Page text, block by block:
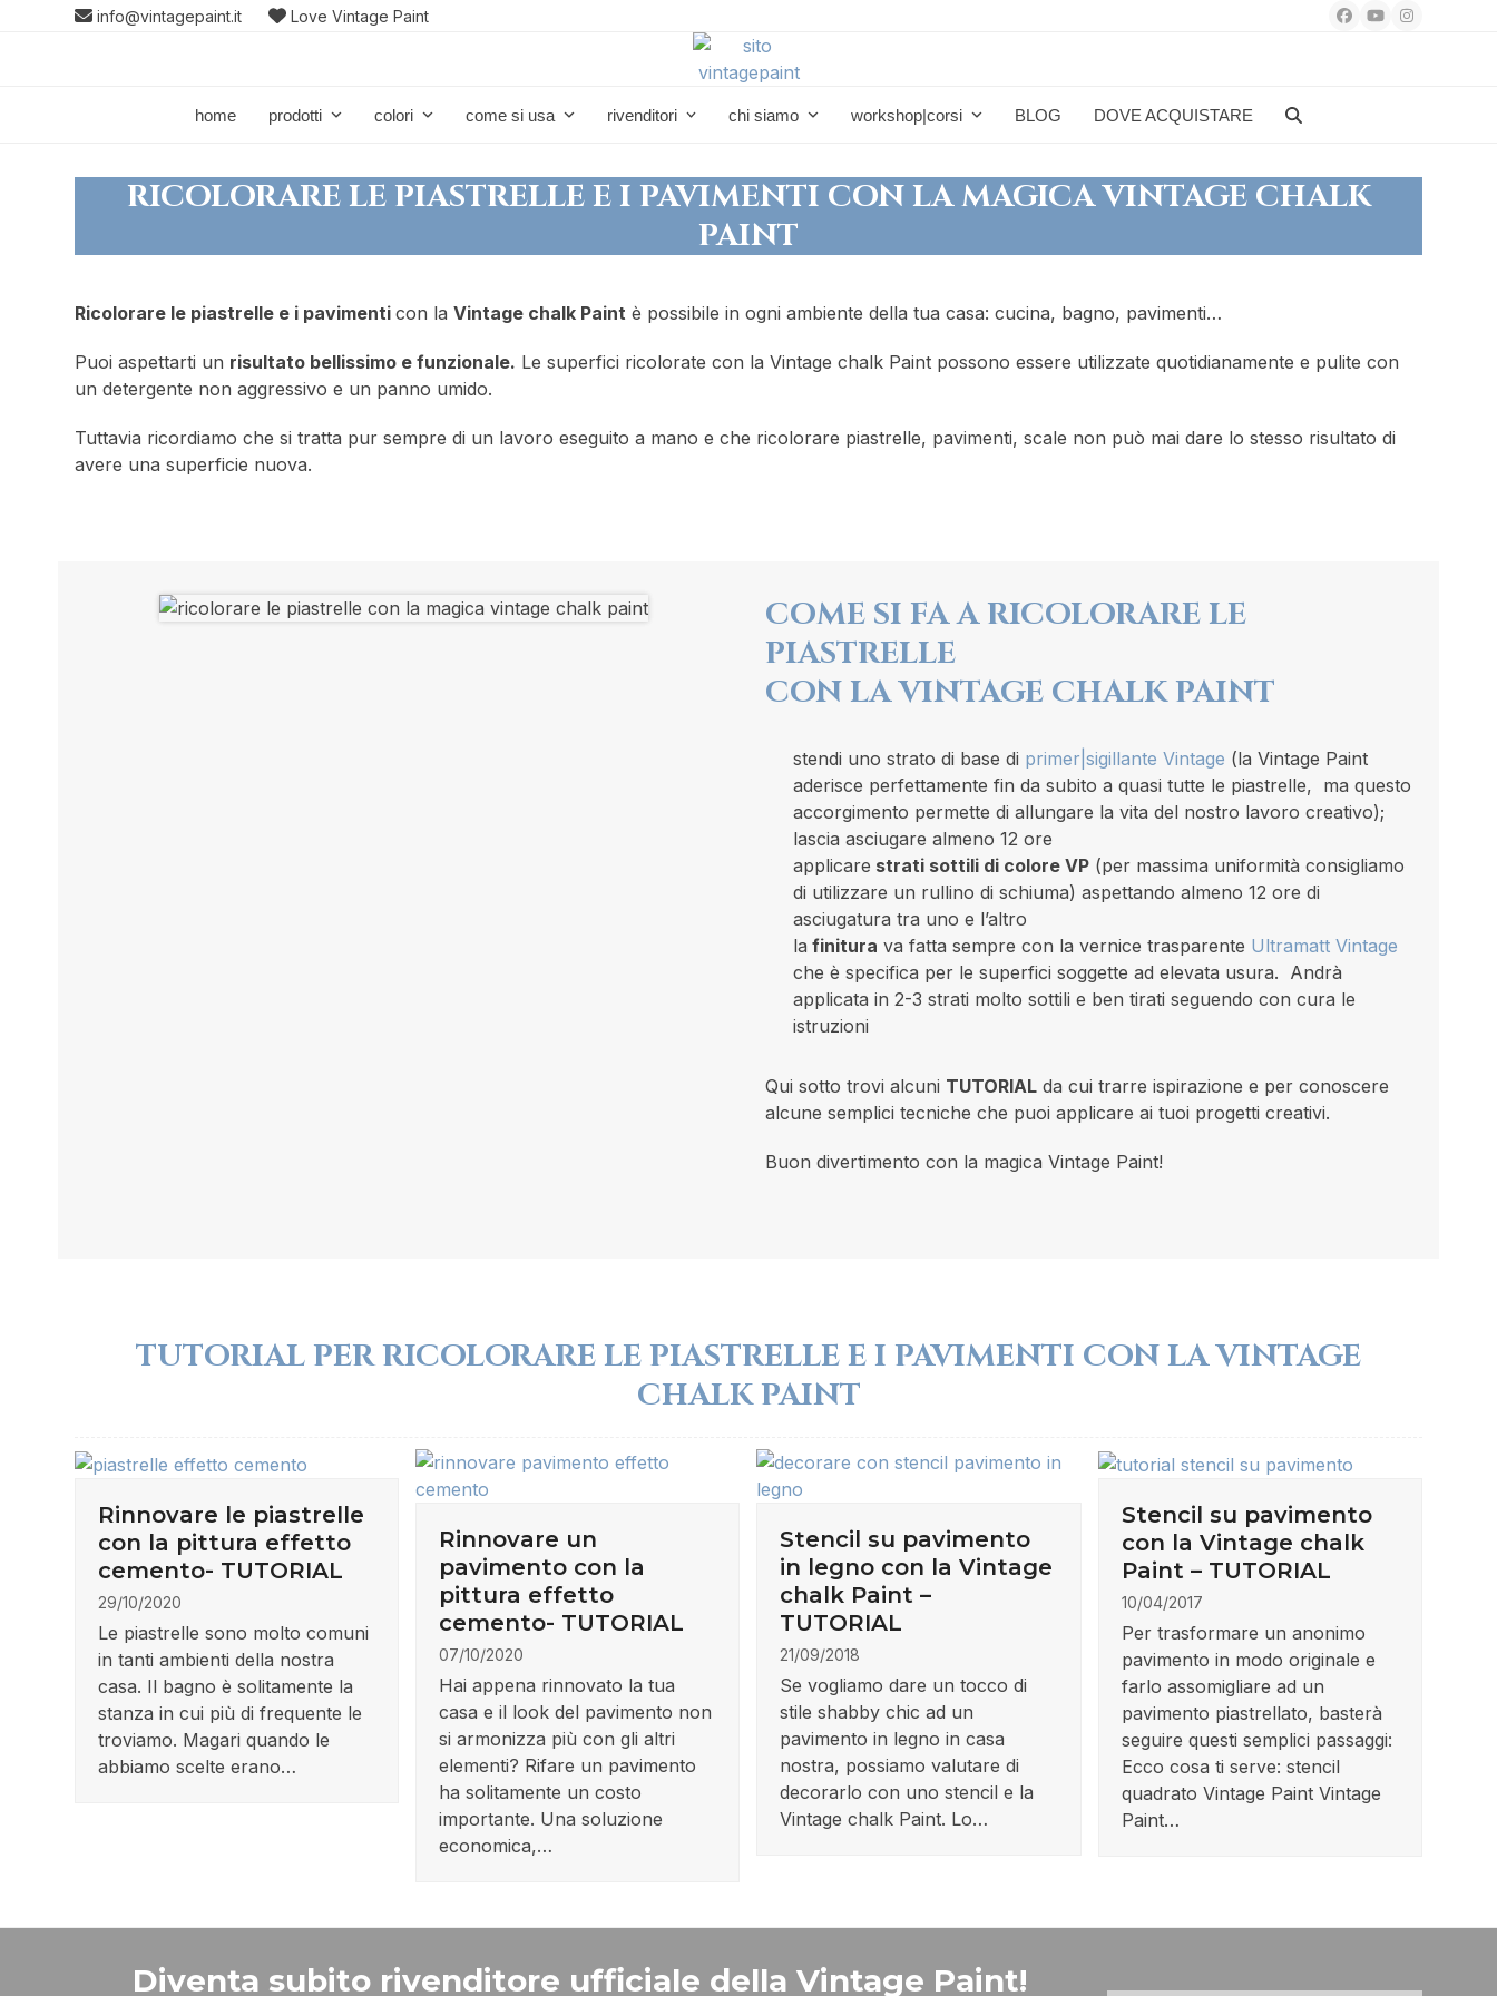
info@vintagepaint.it Love Vintage Paint Facebook
YouTubeInstagram
home prodotti colori come si usa rivenditori chi siamo workshop|corsi BLOG DOVE ACQUISTARE
RICOLORARE LE PIASTRELLE E I PAVIMENTI CON LA MAGICA VINTAGE CHALK
PAINT
Ricolorare le piastrelle e i pavimenticon laVintage chalk Paint è possibile in ogni ambiente della tua casa: cucina, bagno, pavimenti…
Puoi aspettarti un risultato bellissimo e funzionale. Le superfici ricolorate con la Vintage chalk Paint possono essere utilizzate quotidianamente e pulite con
un detergente non aggressivo e un panno umido.
Tuttavia ricordiamo che si tratta pur sempre di un lavoro eseguito a mano e che ricolorare piastrelle, pavimenti, scale non può mai dare lo stesso risultato di
avere una superficie nuova.
COME SI FA A RICOLORARE LE
PIASTRELLE
CON LA VINTAGE CHALK PAINT
stendi uno strato di base di primer|sigillante Vintage (la Vintage Paint
aderisce perfettamente fin da subito a quasi tutte le piastrelle, ma questo
accorgimento permette di allungare la vita del nostro lavoro creativo);
lascia asciugare almeno 12 ore
applicare strati sottili di colore VP (per massima uniformità consigliamo
di utilizzare un rullino di schiuma) aspettando almeno 12 ore di
asciugatura tra uno e l’altro
la finitura va fatta sempre con la vernice trasparente Ultramatt Vintage
che è specifica per le superfici soggette ad elevata usura. Andrà
applicata in 2-3 strati molto sottili e ben tirati seguendo con cura le
istruzioni
Qui sotto trovi alcuni TUTORIAL da cui trarre ispirazione e per conoscere
alcune semplici tecniche che puoi applicare ai tuoi progetti creativi.
Buon divertimento con la magica Vintage Paint!
TUTORIAL PER RICOLORARE LE PIASTRELLE E I PAVIMENTI CON LA VINTAGE
CHALK PAINT
Rinnovare le piastrelle
con la pittura effetto
cemento- TUTORIAL
29/10/2020
Le piastrelle sono molto comuni
in tanti ambienti della nostra
casa. Il bagno è solitamente la
stanza in cui più di frequente le
troviamo. Magari quando le
abbiamo scelte erano…
Rinnovare un
pavimento con la
pittura effetto
cemento- TUTORIAL
07/10/2020
Hai appena rinnovato la tua
casa e il look del pavimento non
si armonizza più con gli altri
elementi? Rifare un pavimento
ha solitamente un costo
importante. Una soluzione
economica,…
Stencil su pavimento
in legno con la Vintage
chalk Paint –
TUTORIAL
21/09/2018
Se vogliamo dare un tocco di
stile shabby chic ad un
pavimento in legno in casa
nostra, possiamo valutare di
decorarlo con uno stencil e la
Vintage chalk Paint. Lo…
Stencil su pavimento
con la Vintage chalk
Paint – TUTORIAL
10/04/2017
Per trasformare un anonimo
pavimento in modo originale e
farlo assomigliare ad un
pavimento piastrellato, basterà
seguire questi semplici passaggi:
Ecco cosa ti serve: stencil
quadrato Vintage Paint Vintage
Paint…
Diventa subito rivenditore ufficiale della Vintage Paint!